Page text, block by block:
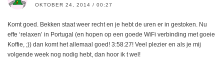
OKTOBER 24, 2014 / 00:27
Komt goed. Bekken staat weer recht en je hebt de uren er in gestoken. Nu
effe ‘relaxen’ in Portugal (en hopen op een goede WiFi verbinding met goeie
Koffie, ;)) dan komt het allemaal goed! 3:58:27! Veel plezier en als je mij
volgende week nog nodig hebt, dan hoor ik t wel!